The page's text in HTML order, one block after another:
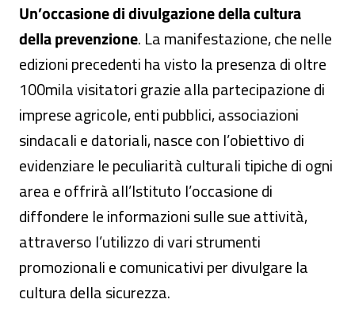
Un’occasione di divulgazione della cultura
della prevenzione. La manifestazione, che nelle
edizioni precedenti ha visto la presenza di oltre
100mila visitatori grazie alla partecipazione di
imprese agricole, enti pubblici, associazioni
sindacali e datoriali, nasce con l’obiettivo di
evidenziare le peculiarità culturali tipiche di ogni
area e offrirà all’Istituto l’occasione di
diffondere le informazioni sulle sue attività,
attraverso l’utilizzo di vari strumenti
promozionali e comunicativi per divulgare la
cultura della sicurezza.